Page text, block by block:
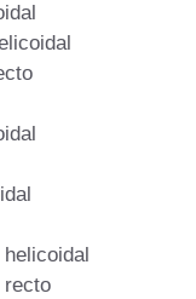
recto